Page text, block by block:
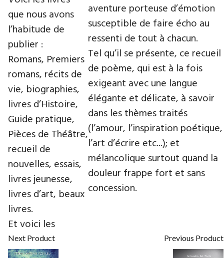
aventure porteuse d’émotion
susceptible de faire écho au
ressenti de tout à chacun.
Tel qu’il se présente, ce recueil
de poème, qui est à la fois
exigeant avec une langue
élégante et délicate, à savoir
dans les thèmes traités
(l’amour, l’inspiration poétique,
l’art d’écrire etc...); et
mélancolique surtout quand la
douleur frappe fort et sans
concession.
Next Product Previous Product
que nous avons
l’habitude de
publier :
Romans, Premiers
romans, récits de
vie, biographies,
livres d’Histoire,
Guide pratique,
Pièces de Théâtre,
recueil de
nouvelles, essais,
livres jeunesse,
livres d’art, beaux
livres.
Et voici les